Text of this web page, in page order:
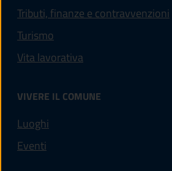
Tributi, finanze e contravvenzioni
Turismo
Vita lavorativa
VIVERE IL COMUNE
Luoghi
Eventi